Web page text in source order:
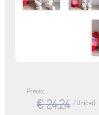
Precio:
€ 24,24 /Unidad